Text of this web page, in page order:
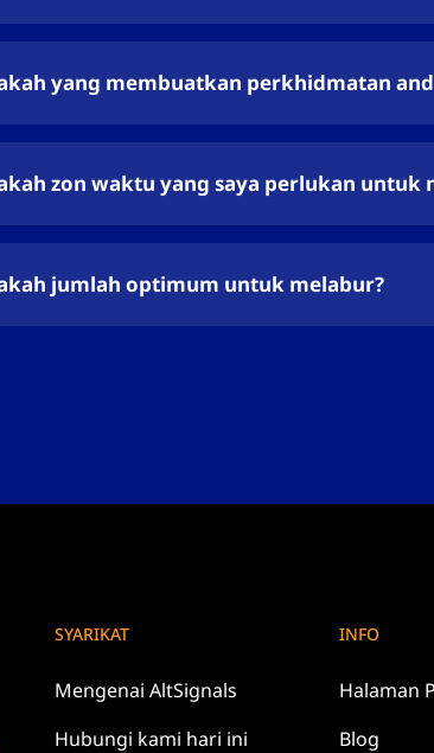
yang membuatkan perkhidmatan
zon waktu yang saya perlukan
jumlah optimum untuk melabur?
SYARIKAT
Mengenai AltSignals
Hubungi kami hari ini
INFO
Halaman
Blog